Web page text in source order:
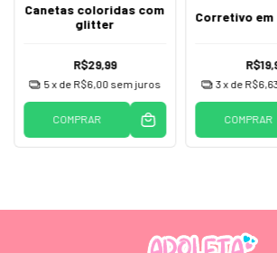
Canetas coloridas com
glitter
R$29,99
5x de R$6,00 sem juros
COMPRAR
Corretivo
3x de
COMPRAR